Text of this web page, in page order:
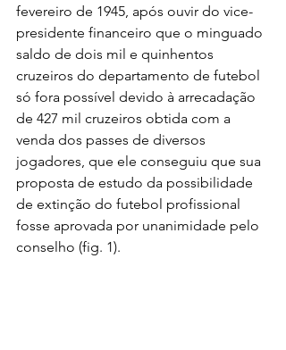
fevereiro de 1945, após ouvir do vice-
presidente financeiro que o minguado
saldo de dois mil e quinhentos
cruzeiros do departamento de futebol
só fora possível devido à arrecadação
de 427 mil cruzeiros obtida com a
venda dos passes de diversos
jogadores, que ele conseguiu que sua
proposta de estudo da possibilidade
de extinção do futebol profissional
fosse aprovada por unanimidade pelo
conselho (fig. 1).